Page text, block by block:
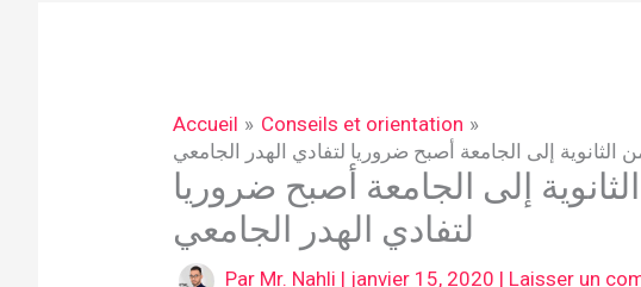
Accueil
Conseils et orientation
الثانوية إلى الجامعة أصبح ضروريا لتفادي الهدر الجامعي
إلى الجامعة أصبح ضروريا
لتفادي الهدر الجامعي
Par Mr. Nahli | janvier 15, 2020 | Laisser un